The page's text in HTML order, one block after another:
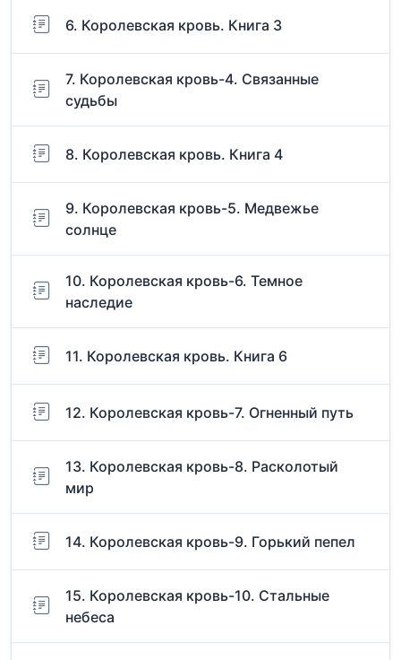
6. Королевская кровь. Книга 3
7. Королевская кровь-4. Связанные
судьбы
8. Королевская кровь. Книга 4
9. Королевская кровь-5. Медвежье
солнце
10. Королевская кровь-6. Темное
наследие
11. Королевская кровь. Книга 6
12. Королевская кровь-7. Огненный путь
13. Королевская кровь-8. Расколотый
мир
14. Королевская кровь-9. Горький пепел
15. Королевская кровь-10. Стальные
небеса